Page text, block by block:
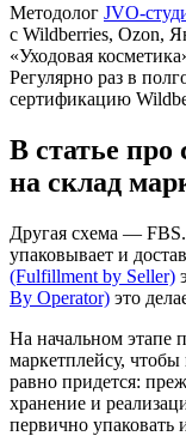
Методолог JVO-
с Wildberries, Ozon,
«Уходовая
Регулярно раз в
сертификацию
В статье
на склад
Другая схема — FBS.
упаковывает и
(Fulfillment by Seller)
By Operator) это
На начальном этапе
маркетплейсу,
равно придется:
хранение и
первично упаковать